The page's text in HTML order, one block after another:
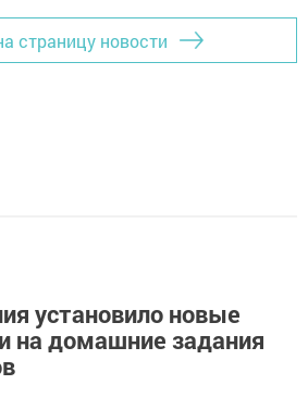
страницу новости
установило новые
на домашние задания